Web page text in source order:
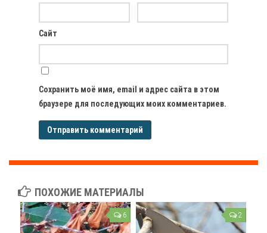
Сайт
Сохранить моё имя, email и адрес сайта в этом
браузере для последующих моих комментариев.
ПОХОЖИЕ МАТЕРИАЛЫ
6 2